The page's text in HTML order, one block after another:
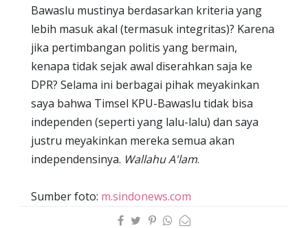
Bawaslu mustinya berdasarkan kriteria yang
lebih masuk akal (termasuk integritas)? Karena
jika pertimbangan politis yang bermain,
kenapa tidak sejak awal diserahkan saja ke
DPR? Selama ini berbagai pihak meyakinkan
saya bahwa Timsel KPU-Bawaslu tidak bisa
independen (seperti yang lalu-lalu) dan saya
justru meyakinkan mereka semua akan
independensinya. Wallahu A'lam.
Sumber foto: m.sindonews.com